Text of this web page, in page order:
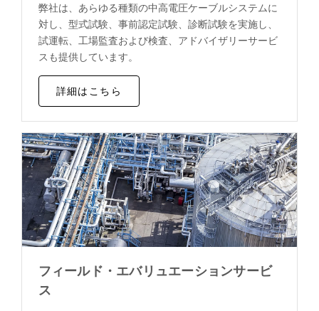
弊社は、あらゆる種類の中高電圧ケーブルシステムに
対し、型式試験、事前認定試験、診断試験を実施し、
試運転、工場監査および検査、アドバイザリーサービ
スも提供しています。
詳細はこちら
フィールド・エバリュエーションサービ
ス